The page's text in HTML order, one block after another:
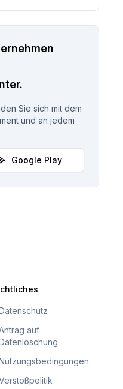
Sie sich mit dem
und an jedem
Google Play
auf